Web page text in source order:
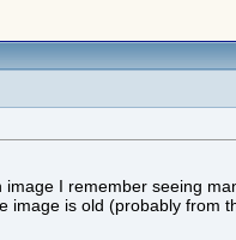
I remember seeing
image is old (probably from